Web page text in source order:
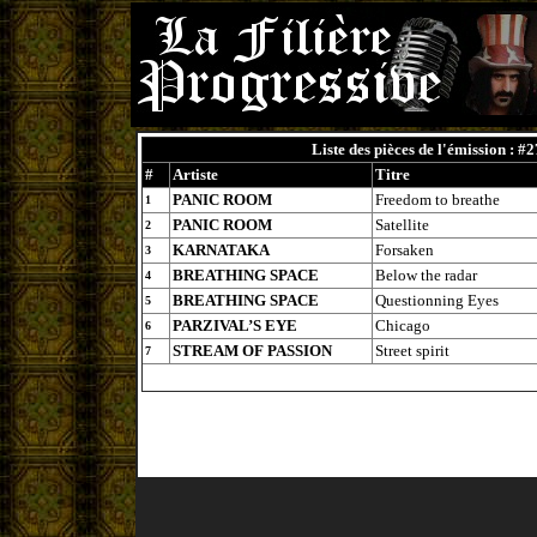
Liste des pièces de l'émission :
#
Artiste Titre
1 PANIC ROOM Freedom to breathe
2 PANIC ROOM Satellite
3 KARNATAKA Forsaken
4 BREATHING SPACE Below the radar
5 BREATHING SPACE Questionning Eyes
6 PARZIVAL’S EYE Chicago
7 STREAM OF PASSION Street spirit